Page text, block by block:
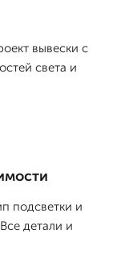
вывески с
света и
подсветки и
детали и